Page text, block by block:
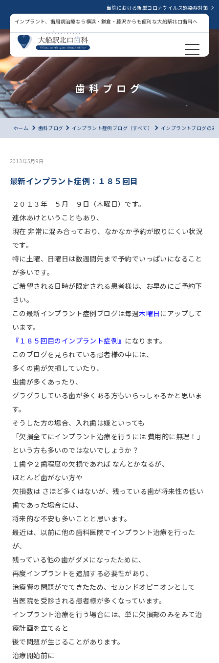
当院における新型コロナウイルス感染症対策
インプラント、歯周病治療なら横浜・鎌倉・藤沢からも便利な大船駅北口歯科へ
歯科ブログ
ホーム 歯科ブログ インプラント症例ブログ（すべて） インプラントブログの未
2013年5月9日
最新インプラント症例：１８５回目
２０１３年 ５月 ９日（木曜日）です。
連休あけということもあり、
現在 非常に混み合っており、なかなか予約が取りにくい状況
です。
特に土曜、日曜日は数週間先まで予約でいっぱいになること
が多いです。
ご希望される日時が限定される患者様は、お早めにご予約下
さい。
この最新インプラント症例ブログは毎週木曜日 にアップして
います。
『１８５回目のインプラント症例』 になります。
このブログを見られている患者様の中には、
多くの歯が欠損していたり、
虫歯が多くあったり、
グラグラしている歯が多くある方もいらっしゃるかと思いま
す。
そうした方の場合、入れ歯は嫌といっても
「欠損全てにインプラント治療を行うには 費用的に無理！」
という方も多いのではないでしょうか？
１歯や２歯程度の欠損であれば なんとかなるが、
ほとんど歯がない方や
欠損数は さほど多くはないが、残っている歯が将来性の低い
歯であった場合には、
将来的な不安も多いことと思います。
最近は、以前に他の歯科医院でインプラント治療を行った
が、
残っている他の歯がダメになったために、
再度インプラントを追加する必要性があり、
治療費の問題がでてきたため、セカンドオピニオンとして
当医院を受診される患者様が多くなっています。
インプラント治療を行う場合には、単に欠損部のみをみて治
療計画を立てると
後で問題が生じることがあります。
治療開始前に